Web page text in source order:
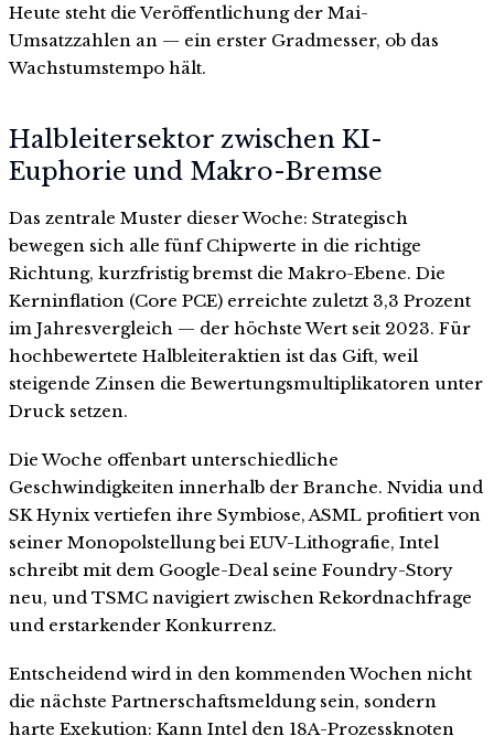
Heute steht die Veröffentlichung der Mai-
Umsatzzahlen an — ein erster Gradmesser, ob das
Wachstumstempo hält.
Halbleitersektor zwischen KI-
Euphorie und Makro-Bremse
Das zentrale Muster dieser Woche: Strategisch
bewegen sich alle fünf Chipwerte in die richtige
Richtung, kurzfristig bremst die Makro-Ebene. Die
Kerninflation (Core PCE) erreichte zuletzt 3,3 Prozent
im Jahresvergleich — der höchste Wert seit 2023. Für
hochbewertete Halbleiteraktien ist das Gift, weil
steigende Zinsen die Bewertungsmultiplikatoren unter
Druck setzen.
Die Woche offenbart unterschiedliche
Geschwindigkeiten innerhalb der Branche. Nvidia und
SK Hynix vertiefen ihre Symbiose, ASML profitiert von
seiner Monopolstellung bei EUV-Lithografie, Intel
schreibt mit dem Google-Deal seine Foundry-Story
neu, und TSMC navigiert zwischen Rekordnachfrage
und erstarkender Konkurrenz.
Entscheidend wird in den kommenden Wochen nicht
die nächste Partnerschaftsmeldung sein, sondern
harte Exekution: Kann Intel den 18A-Prozessknoten